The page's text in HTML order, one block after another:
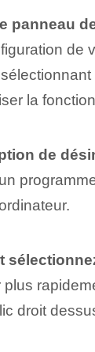
panneau
de
la
de
plus
droit